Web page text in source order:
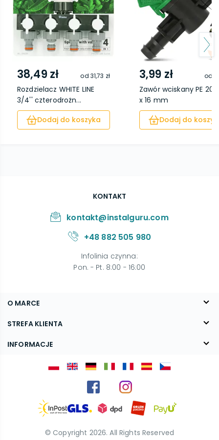
38,49 zł od 31,73 zł
Rozdzielacz WHITE LINE
3/4'' czterodrożn...
Dodaj do koszyka
3,99 zł od
Zawór wciskany PE 20
x 16 mm
Dodaj do
O MARCE
O nas
Blog
STREFA KLIENTA
FAQ
INFORMACJE
KONTAKT
kontakt@instalguru.com
+48 882 505 980
Infolinia czynna:
Pon. - Pt. 8:00 - 16:00
© Copyright 2026. All Rights Reserved